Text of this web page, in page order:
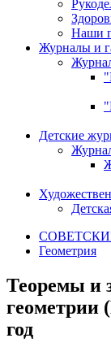
Наши
Журналы и
Детские
Геометрия
Теоремы и
геометрии
год